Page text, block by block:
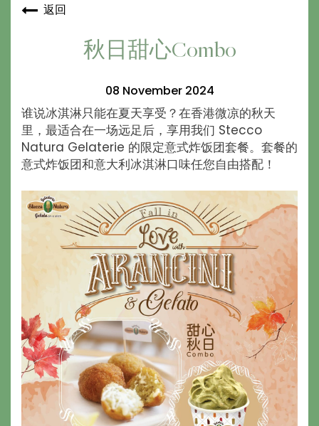
返回
秋日甜心Combo
08 November 2024
谁说冰淇淋只能在夏天享受？在香港微凉的秋天
里，最适合在一场远足后，享用我们 Stecco
Natura Gelaterie 的限定意式炸饭团套餐。套餐的
意式炸饭团和意大利冰淇淋口味任您自由搭配！